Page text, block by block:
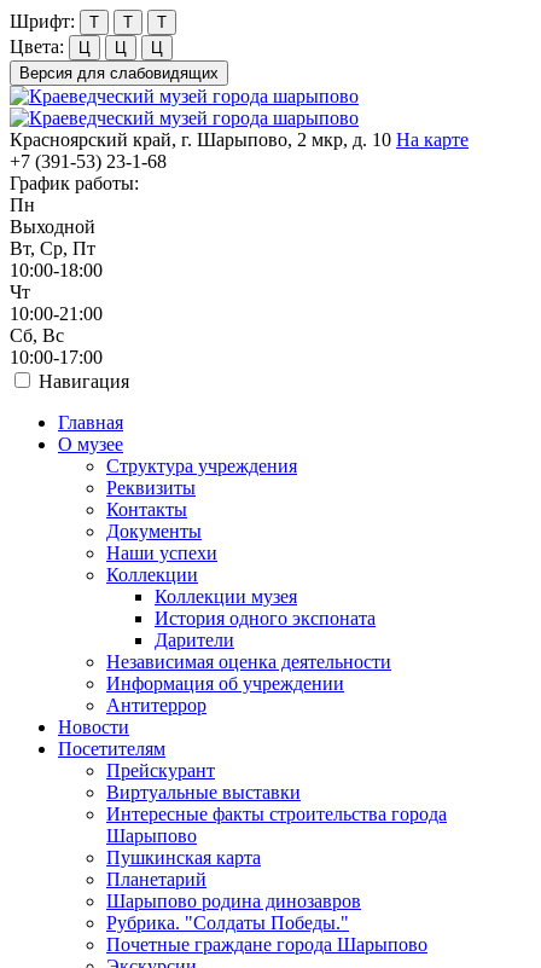
Шрифт: Т Т Т
Цвета: Ц Ц
Ц
Версия для слабовидящих
Красноярский край, г. Шарыпово, 2 мкр, д. 10 На карте
+7 (391-53) 23-1-68
График работы:
Пн
Выходной
Вт, Ср, Пт
10:00-18:00
Чт
10:00-21:00
Сб, Вс
10:00-17:00
Навигация
Главная
О музее
Структура учреждения
Реквизиты
Контакты
Документы
Наши успехи
Коллекции
Коллекции музея
История одного экспоната
Дарители
Независимая оценка деятельности
Информация об учреждении
Антитеррор
Новости
Посетителям
Прейскурант
Виртуальные выставки
Интересные факты строительства города
Шарыпово
Пушкинская карта
Планетарий
Шарыпово родина динозавров
Рубрика. "Солдаты Победы."
Почетные граждане города Шарыпово